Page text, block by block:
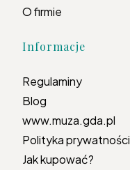
O firmie
Informacje
Regulaminy
Blog
www.muza.gda.pl
Polityka prywatności
Jak kupować?